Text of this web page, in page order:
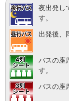
夜出発し
す。
出発後、
バスの座
す。
バスの座